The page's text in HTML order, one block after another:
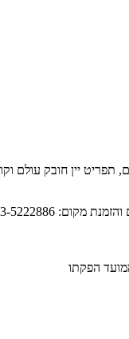
להוביל בהיצע פירות הים